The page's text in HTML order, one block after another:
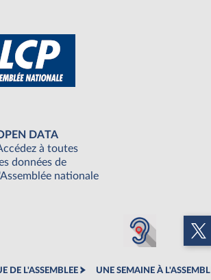
DATA
à toutes
données de
l'Assemblée nationale
DE L'ASSEMBLEE UNE SEMAINE À